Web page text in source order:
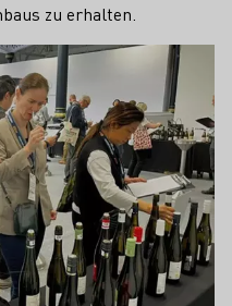
zu erhalten.